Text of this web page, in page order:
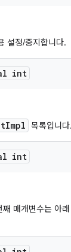
설정/중지합니다.
int
목록입니다.
int
매개변수는 아